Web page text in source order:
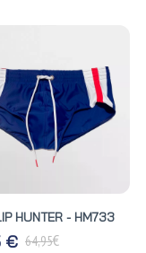
HUNTER - HM733
€ 64,95€